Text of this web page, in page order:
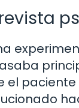
paciente